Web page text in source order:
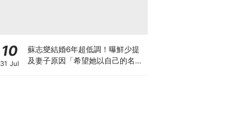
10
31 Jul
蘇志燮結婚6年超低調！曝鮮少提
及妻子原因「希望她以自己的名字